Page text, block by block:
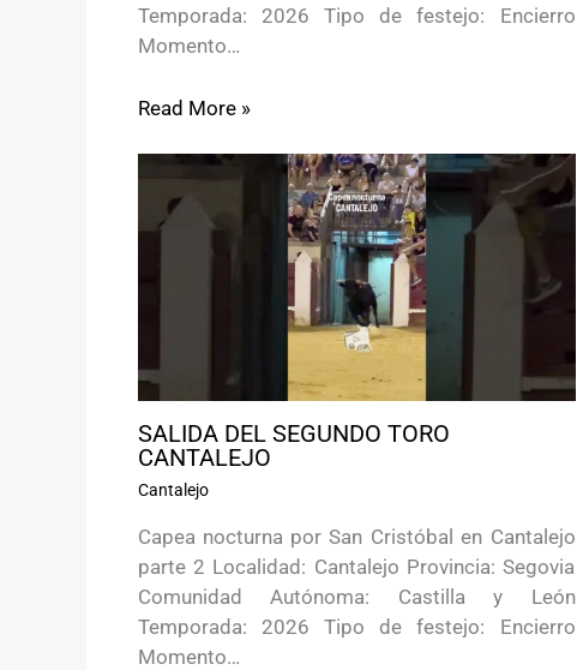
Temporada: 2026 Tipo de festejo: Encierro
Momento…
Read More »
SALIDA DEL SEGUNDO TORO
CANTALEJO
Cantalejo
Capea nocturna por San Cristóbal en Cantalejo
parte 2 Localidad: Cantalejo Provincia: Segovia
Comunidad Autónoma: Castilla y León
Temporada: 2026 Tipo de festejo: Encierro
Momento…